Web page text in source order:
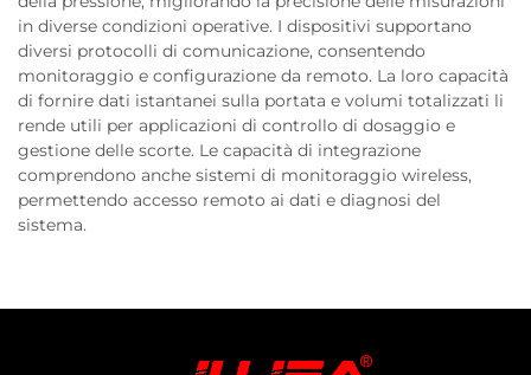
in diverse condizioni operative. I dispositivi supportano
diversi protocolli di comunicazione, consentendo
monitoraggio e configurazione da remoto. La loro capacità
di fornire dati istantanei sulla portata e volumi totalizzati li
rende utili per applicazioni di controllo di dosaggio e
gestione delle scorte. Le capacità di integrazione
comprendono anche sistemi di monitoraggio wireless,
permettendo accesso remoto ai dati e diagnosi del
sistema.